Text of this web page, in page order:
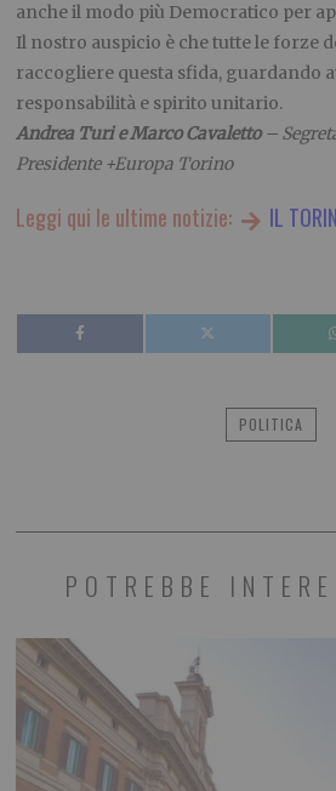
anche il modo più Democratico per
Il nostro auspicio è che tutte le forze
raccogliere questa sfida, guardando
responsabilità e spirito unitario.
Andrea Turi e Marco Cavaletto–
Presidente +Europa Torino
Leggi qui le ultime notizie: IL
POLITICA
POTREBBE